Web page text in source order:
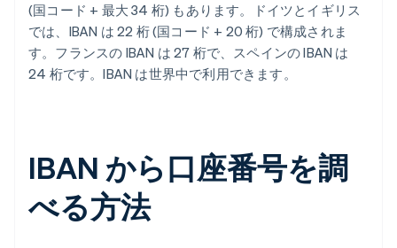
(国コード + 最大 34 桁) もあります。ドイツとイギリス
では、IBAN は 22 桁 (国コード + 20 桁) で構成されま
す。フランスの IBAN は 27 桁で、スペインの IBAN は
24 桁です。IBAN は世界中で利用できます。
IBAN から口座番号を調
べる方法